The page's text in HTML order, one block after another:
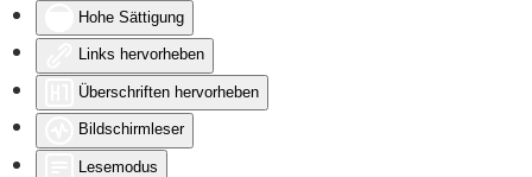
Hohe Sättigung
Links hervorheben
Überschriften hervorheben
Bildschirmleser
Lesemodus